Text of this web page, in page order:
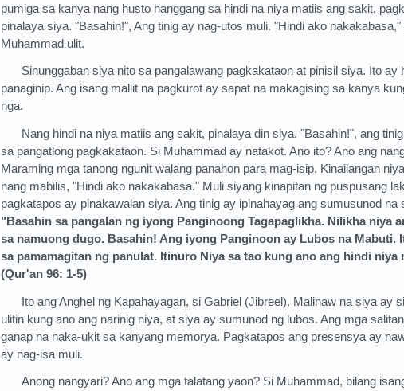
pumiga sa kanya nang husto hanggang sa hindi na niya matiis ang sakit,
pinalaya siya. "Basahin!", Ang tinig ay nag-utos muli. "Hindi ako nakakabasa,"
Muhammad ulit.
Sinunggaban siya nito sa pangalawang pagkakataon at pinisil siya. Ito ay
panaginip. Ang isang maliit na pagkurot ay sapat na makagising sa kanya
nga.
Nang hindi na niya matiis ang sakit, pinalaya din siya. "Basahin!", ang
sa pangatlong pagkakataon. Si Muhammad ay natakot. Ano ito? Ano ang
Maraming mga tanong ngunit walang panahon para mag-isip. Kinailangan
nang mabilis, "Hindi ako nakakabasa." Muli siyang kinapitan ng puspusang
pagkatapos ay pinakawalan siya. Ang tinig ay ipinahayag ang sumusunod na
"Basahin sa pangalan ng iyong Panginoong Tagapaglikha. Nilikha niya
sa namuong dugo. Basahin! Ang iyong Panginoon ay Lubos na Mabuti.
sa pamamagitan ng panulat. Itinuro Niya sa tao kung ano ang hindi niya
(Qur'an 96: 1-5)
Ito ang Anghel ng Kapahayagan, si Gabriel (Jibreel). Malinaw na siya ay
ulitin kung ano ang narinig niya, at siya ay sumunod ng lubos. Ang mga
ganap na naka-ukit sa kanyang memorya. Pagkatapos ang presensya ay
ay nag-isa muli.
Anong nangyari? Ano ang mga talatang yaon? Si Muhammad, bilang